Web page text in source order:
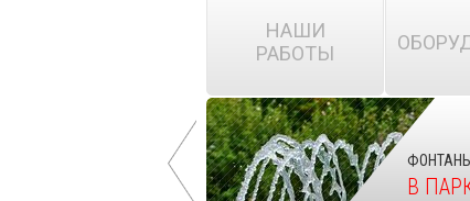
НАШИ
РАБОТЫ
НА ГОРОДСКИХ
ФОНТАНЫ
В